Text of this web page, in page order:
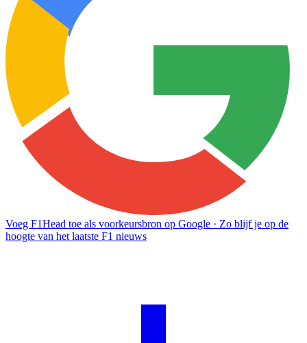
Voeg F1Head toe als voorkeursbron op Google · Zo blijf je op de
hoogte van het laatste F1 nieuws